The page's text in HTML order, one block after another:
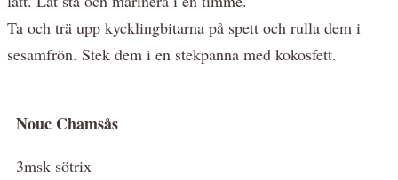
Ta och trä upp kycklingbitarna på spett och rulla dem i
sesamfrön. Stek dem i en stekpanna med kokosfett.
Nouc Chamsås
3msk sötrix